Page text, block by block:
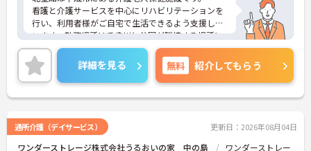
看護と介護サービスを中心にリハビリテーションを
行い、利用者様がご自宅で生活できるよう支援して
います。勤務場所は千歳川と公園が隣接する場所に
あり、マイカー通勤OKです。
ご興味がある方は是非お気軽にお問い合わせくださ
い。
詳細を見る 無料 紹介してもらう
通所介護（デイサービス） 更新日：2026年08月04日
ワンダーストレージ株式会社うるおいの家 中の島
ワンダーストレー